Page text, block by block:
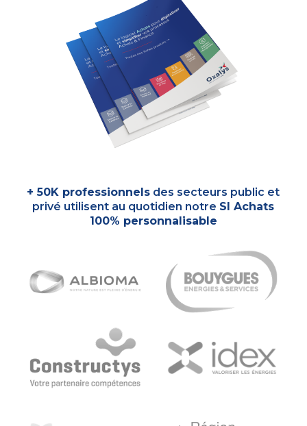
+ 50K professionnels des secteurs public et
privé utilisent au quotidien notre SI Achats
100% personnalisable